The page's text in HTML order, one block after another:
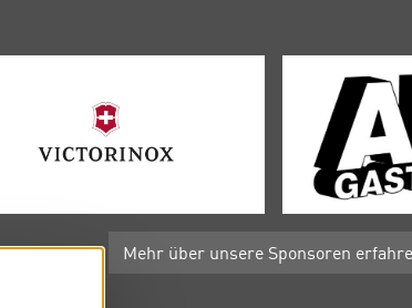
Mehr über unsere Sponsoren